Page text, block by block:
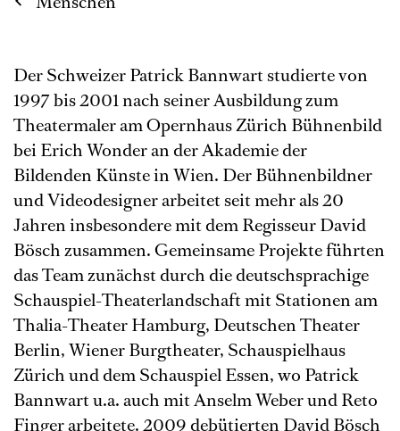
Der Schweizer Patrick Bannwart studierte von
1997 bis 2001 nach seiner Ausbildung zum
Theatermaler am Opernhaus Zürich Bühnenbild
bei Erich Wonder an der Akademie der
Bildenden Künste in Wien. Der Bühnenbildner
und Videodesigner arbeitet seit mehr als 20
Jahren insbesondere mit dem Regisseur David
Bösch zusammen. Gemeinsame Projekte führten
das Team zunächst durch die deutschsprachige
Schauspiel-Theaterlandschaft mit Stationen am
Thalia-Theater Hamburg, Deutschen Theater
Berlin, Wiener Burgtheater, Schauspielhaus
Zürich und dem Schauspiel Essen, wo Patrick
Bannwart u.a. auch mit Anselm Weber und Reto
Finger arbeitete. 2009 debütierten David Bösch